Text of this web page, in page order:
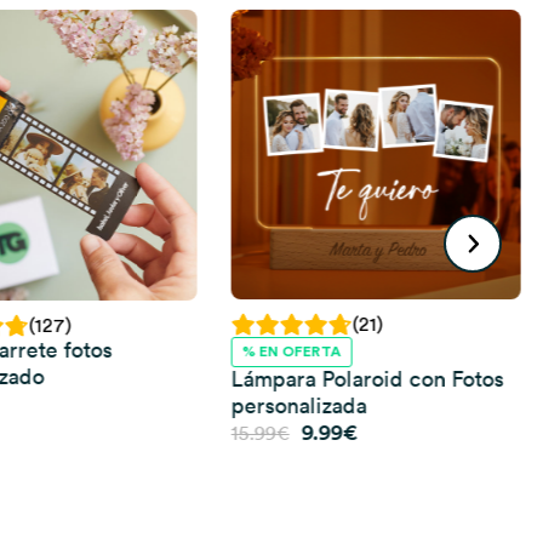
(127)
fotos
(21)
% EN OFERTA
Lámpara Polaroid con Fotos
personalizada
15.99€ El
9.99€El